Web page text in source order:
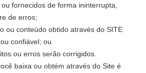
fornecidos de forma ininterrupta,
de erros;
ou conteúdo obtido através do SITE
confiável; ou
ou erros serão corrigidos.
baixa ou obtém através do Site é